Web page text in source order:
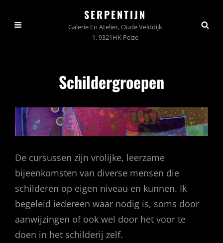
SERPENTIJN
Galerie En Atelier, Oude Velddijk
1, 9321HK Peize
Schildergroepen
De cursussen zijn vrolijke, leerzame
bijeenkomsten van diverse mensen die
schilderen op eigen niveau en kunnen. Ik
begeleid iedereen waar nodig is, soms door
aanwijzingen of ook wel door het voor te
doen in het schilderij zelf.